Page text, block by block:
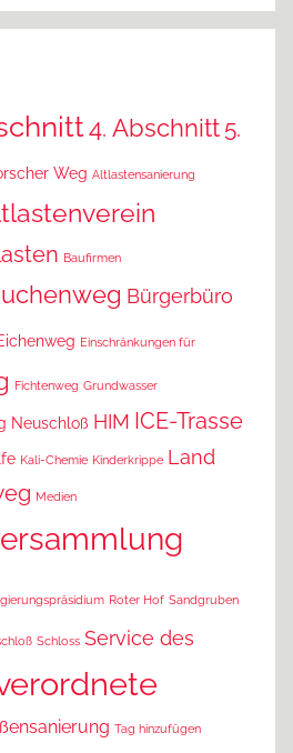
4. Abschnitt 5.
Weg Altlastensanierung
Baufirmen
Bürgerbüro
Einschränkungen für
Fichtenweg Grundwasser
Neuschloß HIM ICE-Trasse
Kali-Chemie Kinderkrippe Land
Medien
Roter Hof Sandgruben
Schloss Service des
Tag hinzufügen